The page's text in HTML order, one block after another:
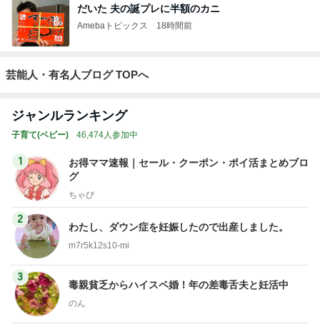
だいた 夫の誕プレに半額のカニ
Amebaトピックス 18時間前
芸能人・有名人ブログ TOPへ
ジャンルランキング
子育て(ベビー) 46,474人参加中
1
お得ママ速報｜セール・クーポン・ポイ活まとめブロ
グ
ちゃぴ
2
わたし、ダウン症を妊娠したので出産しました。
m7r5k12s10-mi
3
毒親貧乏からハイスペ婚！年の差毒舌夫と妊活中
のん